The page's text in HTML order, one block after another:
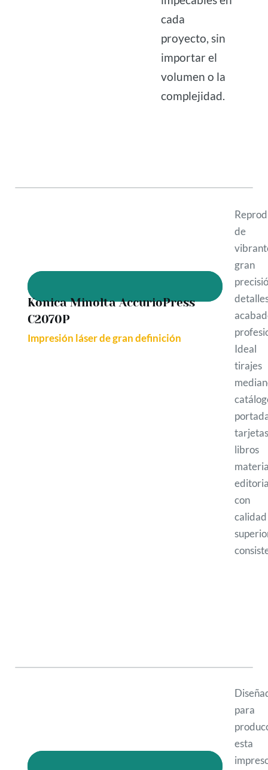
cada
proyecto, sin
importar el
volumen o la
complejidad.
Konica Minolta AccurioPress
C2070P
Impresión láser de gran definición
de
gran
Ideal
tirajes
con
calidad
para
esta